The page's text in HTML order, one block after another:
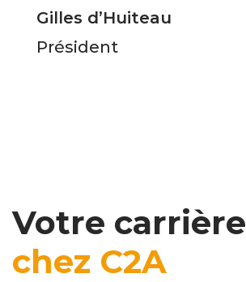
Gilles d’Huiteau
Président
Votre carrière
chez C2A